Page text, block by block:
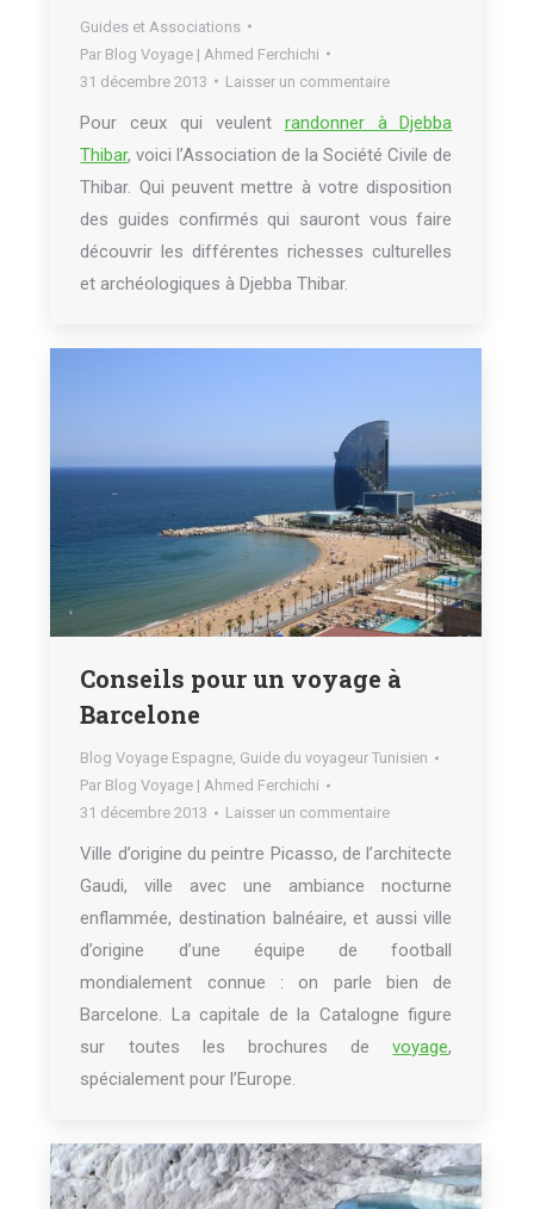
Guides et Associations
Par Blog Voyage | Ahmed Ferchichi
31 décembre 2013
Laisser un commentaire
Pour ceux qui veulent randonner à Djebba
Thibar, voici l’Association de la Société Civile de
Thibar. Qui peuvent mettre à votre disposition
des guides confirmés qui sauront vous faire
découvrir les différentes richesses culturelles
et archéologiques à Djebba Thibar.
Conseils pour un voyage à
Barcelone
Blog Voyage Espagne, Guide du voyageur Tunisien
Par Blog Voyage | Ahmed Ferchichi
31 décembre 2013
Laisser un commentaire
Ville d’origine du peintre Picasso, de l’architecte
Gaudi, ville avec une ambiance nocturne
enflammée, destination balnéaire, et aussi ville
d’origine d’une équipe de football
mondialement connue : on parle bien de
Barcelone. La capitale de la Catalogne figure
sur toutes les brochures devoyage,
spécialement pour l’Europe.